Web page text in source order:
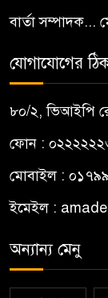
বার্তা
যোগাযোগের
৮০/২, ভিআইপি
ফোন :
মোবাইল :
ইমেইল :
অন্যান্য মেনু